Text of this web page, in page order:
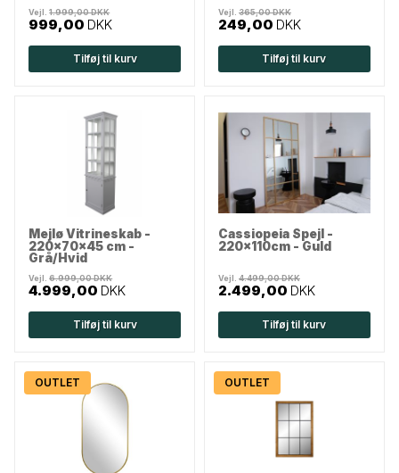
999,00 DKK
Vejl.1.999,00 DKK
Tilføj til kurv
249,00 DKK
Vejl. 365,00 DKK
Tilføj til kurv
Mejlø Vitrineskab -
220x70x45 cm -
Grå/Hvid
4.999,00 DKK
Vejl.6.999,00 DKK
Tilføj til kurv
Cassiopeia Spejl -
220x110cm - Guld
2.499,00 DKK
Vejl. 4.499,00 DKK
Tilføj til kurv
OUTLET OUTLET